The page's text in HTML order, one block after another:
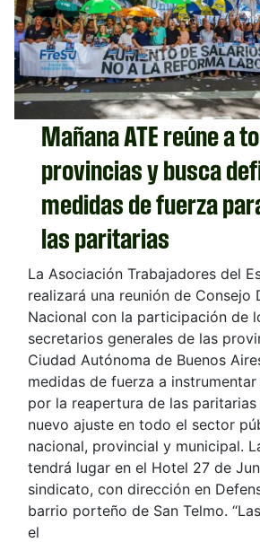
Mañana ATE reúne a
provincias y busca
medidas de fuerza
las paritarias
La Asociación Trabajadores del
realizará una reunión de Consejo
Nacional con la participación de
secretarios generales de las
Ciudad Autónoma de Buenos
medidas de fuerza a
por la reapertura de las
nuevo ajuste en todo el sector
nacional, provincial y municipal.
tendrá lugar en el Hotel 27 de
sindicato, con dirección en
barrio porteño de San Telmo.
el